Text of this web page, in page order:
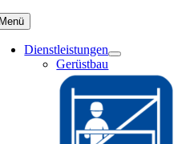
Dienstleistungen
Gerüstbau